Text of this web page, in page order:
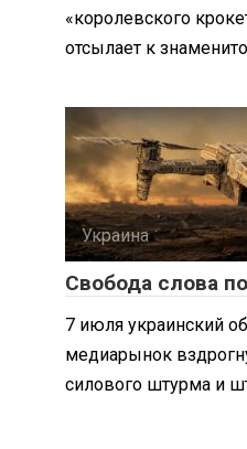
«королевского
отсылает к
Украина
Свобода слова
7 июля украинский
медиарынок
силового штурма и